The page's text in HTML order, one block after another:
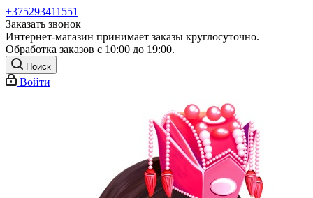
+375293411551
Заказать звонок
Интернет-магазин принимает заказы круглосуточно.
Обработка заказов с 10:00 до 19:00.
Поиск
Войти